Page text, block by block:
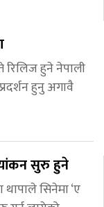
रिलिज हुने नेपाली
हुनु अगावै
सुरु हुने
थापाले सिनेमा ‘ए